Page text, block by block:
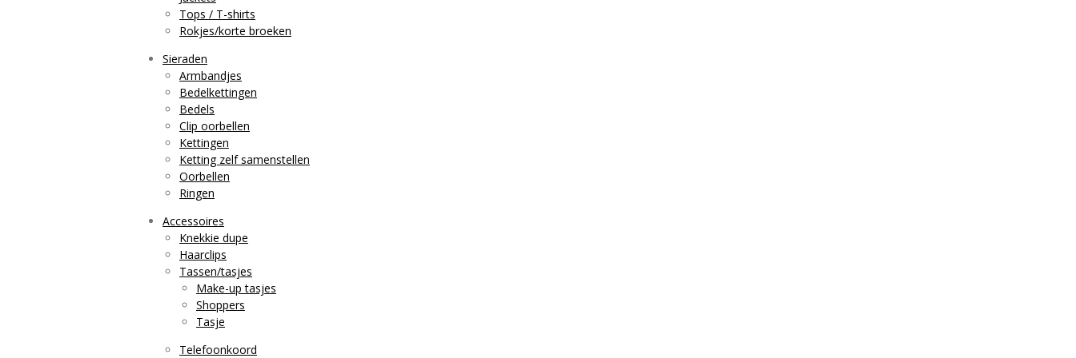
Tops / T-shirts
Rokjes/korte broeken
Sieraden
Armbandjes
Bedelkettingen
Bedels
Clip oorbellen
Kettingen
Ketting zelf samenstellen
Oorbellen
Ringen
Accessoires
Knekkie dupe
Haarclips
Tassen/tasjes
Make-up tasjes
Shoppers
Tasje
Telefoonkoord